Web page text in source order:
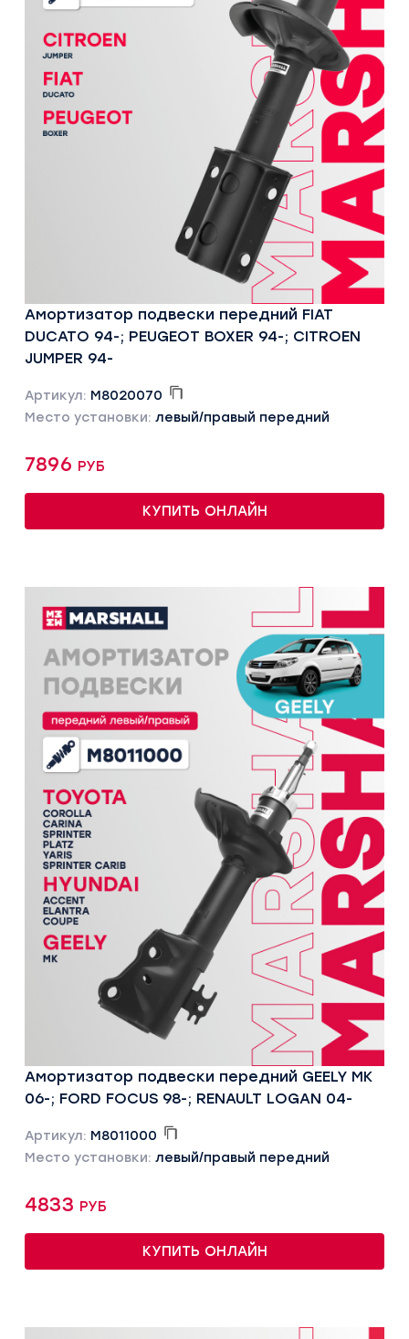
Амортизатор подвески передний FIAT
DUCATO 94-; PEUGEOT BOXER 94-; CITROEN
JUMPER 94-
Артикул: M8020070
Место установки: левый/правый передний
7896 руб
КУПИТЬ ОНЛАЙН
Амортизатор подвески передний GEELY MK
06-; FORD FOCUS 98-; RENAULT LOGAN 04-
Артикул: M8011000
Место установки: левый/правый передний
4833 руб
КУПИТЬ ОНЛАЙН